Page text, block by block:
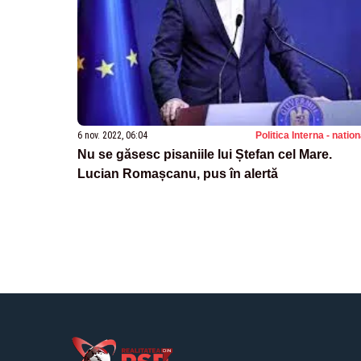
6 nov. 2022, 06:04 Politica Interna -
Nu se găsesc pisaniile lui Ștefan cel Mare.
Lucian Romașcanu, pus în alertă